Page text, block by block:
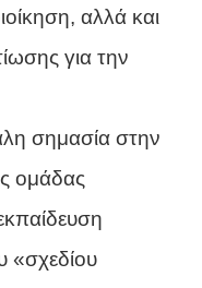
αλλά και
για την
σημασία στην
ομάδας
«σχεδίου